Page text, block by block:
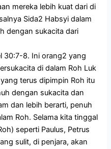
mereka lebih kuat dari di
Sida2 Habsyi dalam
dengan sukacita dari
30:7-8. Ini orang2 yang
di dalam Roh Luk
yang terus dipimpin Roh itu
dengan sukacita dan
dan lebih berarti, penuh
Roh. Selama kita tinggal
seperti Paulus, Petrus
sulit, di penjara, akan